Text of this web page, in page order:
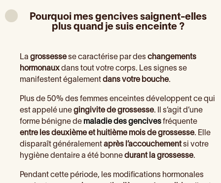
Pourquoi mes gencives saignent-elles
plus quand je suis enceinte ?
La grossesse se caractérise par des changements
hormonaux dans tout votre corps. Les signes se
manifestent également dans votre bouche.
Plus de 50% des femmes enceintes développent ce qui
est appelé une gingivite de grossesse. Il s’agit d’une
forme bénigne de maladie des gencives fréquente
entre les deuxième et huitième mois de grossesse. Elle
disparaît généralement après l’accouchementsi votre
hygiène dentaire a été bonne durant la grossesse.
Pendant cette période, les modifications hormonales